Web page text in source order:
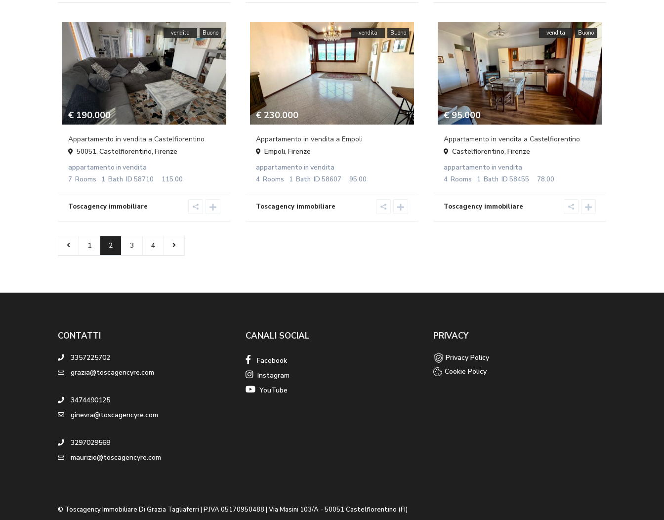
€ 190.000
vendita Buono
Appartamento in vendita a Castelfiorentino
50051, Castelfiorentino, Firenze
appartamento in vendita
7 Rooms 1 Bath ID 58710 115.00
€ 230.000
vendita Buono
Appartamento in vendita a Empoli
Empoli, Firenze
appartamento in vendita
4 Rooms 1 Bath ID 58607 95.00
€ 95.000
vendita Buono
Appartamento in vendita a Castelfiorentino
Castelfiorentino, Firenze
appartamento in vendita
4 Rooms 1 Bath ID 58455 78.00
1 2 3 4
CONTATTI
3357225702
grazia@toscagencyre.com
3474490125
ginevra@toscagencyre.com
3297029568
maurizio@toscagencyre.com
CANALI SOCIAL
Facebook
Instagram
YouTube
PRIVACY
Privacy Policy
Cookie Policy
© Toscagency Immobiliare Di Grazia Tagliaferri | P.IVA 05170950488 | Via Masini 103/A - 50051 Castelfiorentino (FI)